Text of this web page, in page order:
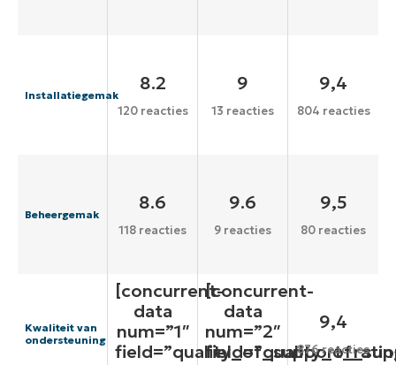
Installatiegemak
8.2
120 reacties
9
13 reacties
9,4
804 reacties
Beheergemak
8.6
118 reacties
9.6
9 reacties
9,5
80 reacties
Kwaliteit van
ondersteuning
[concurrent-
data
num=”1″
[concurrent-
data
num=”2″
9,4
876 reacties